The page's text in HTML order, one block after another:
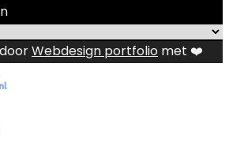
Webdesign portfolio met ❤️